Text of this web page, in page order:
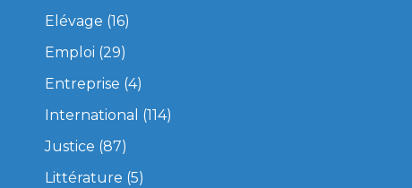
Elévage (16)
Emploi (29)
Entreprise (4)
International (114)
Justice (87)
Littérature (5)